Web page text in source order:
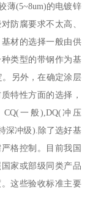
薄(5~8um)的电镀锌
防腐要求不太高、
材的选择一般由供
类型的带钢作为基
另外，在确定涂层
特性方面的选择，
一般),DQ(冲压
深冲级).除了选好基
格控制。目前我国
家或部级同类产品
这些验收标准主要